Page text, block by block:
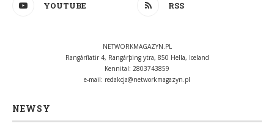
YOUTUBE RSS
NETWORKMAGAZYN.PL
Rangárflatir 4, Rangárþing ytra, 850 Hella, Iceland
Kennital: 2803743859
e-mail: redakcja@networkmagazyn.pl
NEWSY